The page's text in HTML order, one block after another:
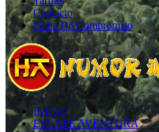
Contacto
Ficha De Compromiso
INICIO
ESCAPE AVENTURA